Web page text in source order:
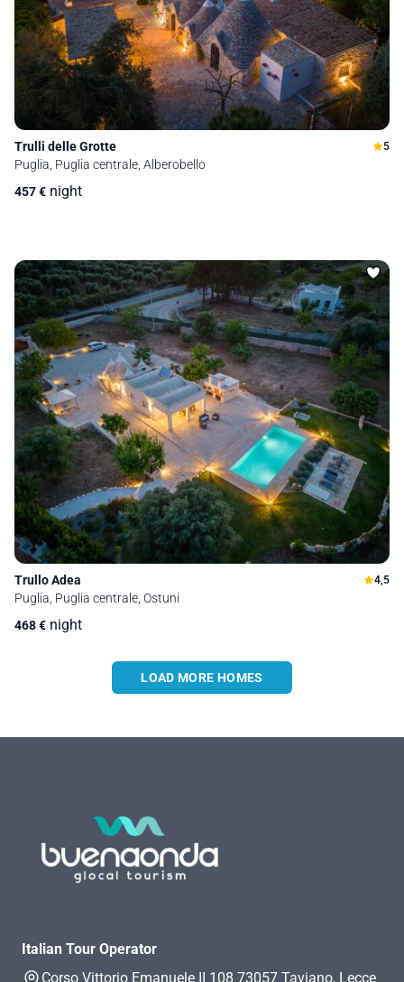
Trulli delle Grotte 5
Puglia, Puglia centrale, Alberobello
457€ night
Trullo Adea 4,5
Puglia, Puglia centrale, Ostuni
468€ night
LOAD MORE HOMES
Italian Tour Operator
Corso Vittorio Emanuele II 108 73057 Taviano, Lecce